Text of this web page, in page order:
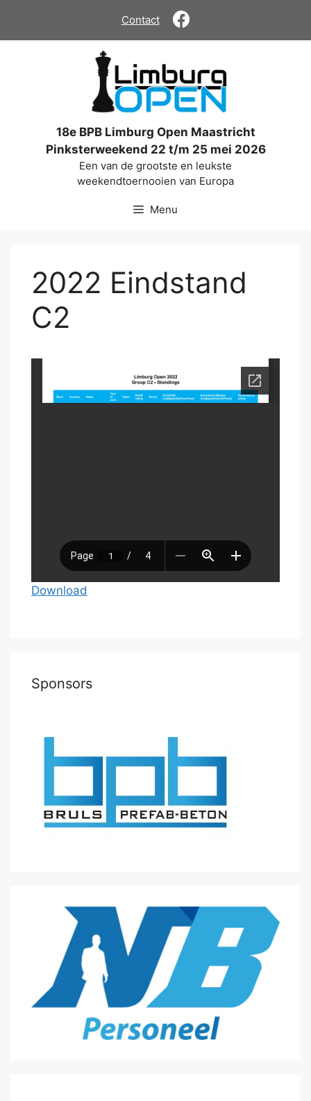
de
Contact
18e BPB Limburg Open Maastricht
Pinksterweekend 22 t/m 25 mei 2026
Een van de grootste en leukste
weekendtoernooien van Europa
Menu
2022 Eindstand
C2
Download
Sponsors